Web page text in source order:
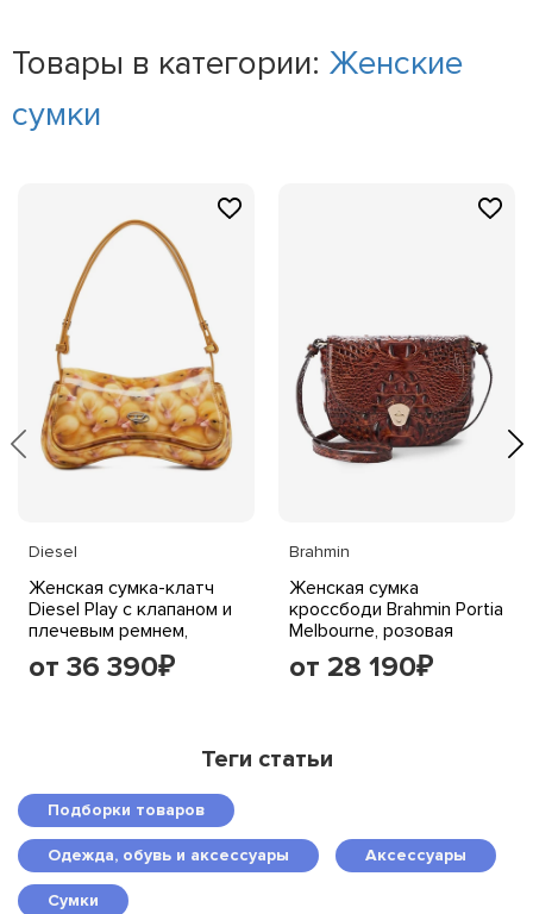
Товары в категории: Женские
сумки
Diesel
Женская сумка-клатч
Diesel Play с клапаном и
плечевым ремнем,
желтая
от 36 390₽
Brahmin
Женская сумка
кроссбоди Brahmin Portia
Melbourne, розовая
от 28 190₽
Теги статьи
Подборки товаров
Одежда, обувь и аксессуары Аксессуары
Сумки